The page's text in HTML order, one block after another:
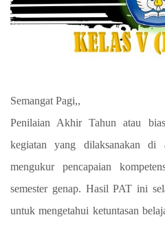
Semangat Pagi,,
Penilaian Akhir Tahun atau
kegiatan yang dilaksanakan di
mengukur pencapaian
semester genap. Hasil PAT ini
untuk mengetahui ketuntasan